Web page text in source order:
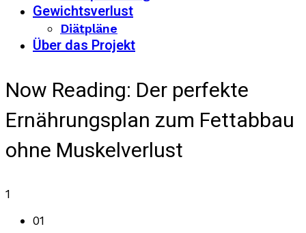
Gewichtsverlust
Diätpläne
Über das Projekt
Now Reading: Der perfekte
Ernährungsplan zum Fettabbau
ohne Muskelverlust
1
01